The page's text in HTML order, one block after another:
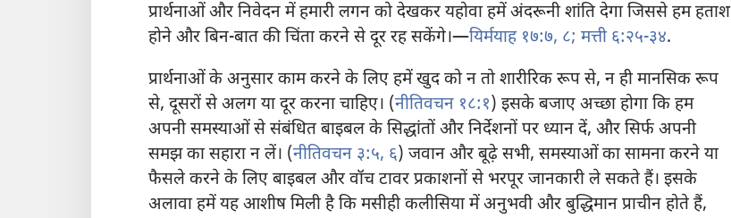
प्रार्थनाओं और निवेदन में हमारी लगन को देखकर यहोवा हमें अंदरूनी शांति देगा जिससे हम हताश
होने और बिन-बात की चिंता करने से दूर रह सकेंगे।—यिर्मयाह १७:७, ८; मत्ती ६:२५-३४.
प्रार्थनाओं के अनुसार काम करने के लिए हमें खुद को न तो शारीरिक रूप से, न ही मानसिक रूप
से, दूसरों से अलग या दूर करना चाहिए। (नीतिवचन १८:१) इसके बजाए अच्छा होगा कि हम
अपनी समस्याओं से संबंधित बाइबल के सिद्धांतों और निर्देशनों पर ध्यान दें, और सिर्फ अपनी
समझ का सहारा न लें। (नीतिवचन ३:५, ६) जवान और बूढ़े सभी, समस्याओं का सामना करने या
फैसले करने के लिए बाइबल और वॉच टावर प्रकाशनों से भरपूर जानकारी ले सकते हैं। इसके
अलावा हमें यह आशीष मिली है कि मसीही कलीसिया में अनुभवी और बुद्धिमान प्राचीन होते हैं,